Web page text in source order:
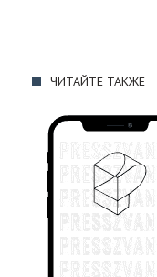
общие
личном
09:58
Генштаб: по
общие
личном
солдат
Генштаб: по
общие
личном
ЧИТАЙТЕ ТАКЖЕ